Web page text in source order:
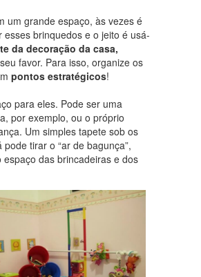
um grande espaço, às vezes é
esses brinquedos e o jeito é usá-
da decoração da casa,
favor. Para isso, organize os
pontos estratégicos!
para eles. Pode ser uma
por exemplo, ou o próprio
Um simples tapete sob os
tirar o “ar de bagunça”,
espaço das brincadeiras e dos